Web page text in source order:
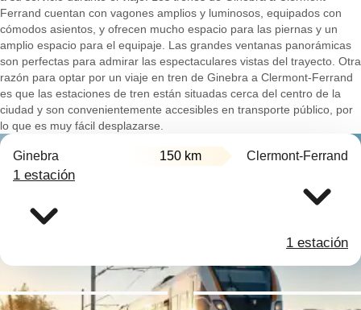
Ferrand cuentan con vagones amplios y luminosos, equipados con
cómodos asientos, y ofrecen mucho espacio para las piernas y un
amplio espacio para el equipaje. Las grandes ventanas panorámicas
son perfectas para admirar las espectaculares vistas del trayecto. Otra
razón para optar por un viaje en tren de Ginebra a Clermont-Ferrand
es que las estaciones de tren están situadas cerca del centro de la
ciudad y son convenientemente accesibles en transporte público, por
lo que es muy fácil desplazarse.
Ginebra 150 km Clermont-Ferrand
1 estación
1 estación